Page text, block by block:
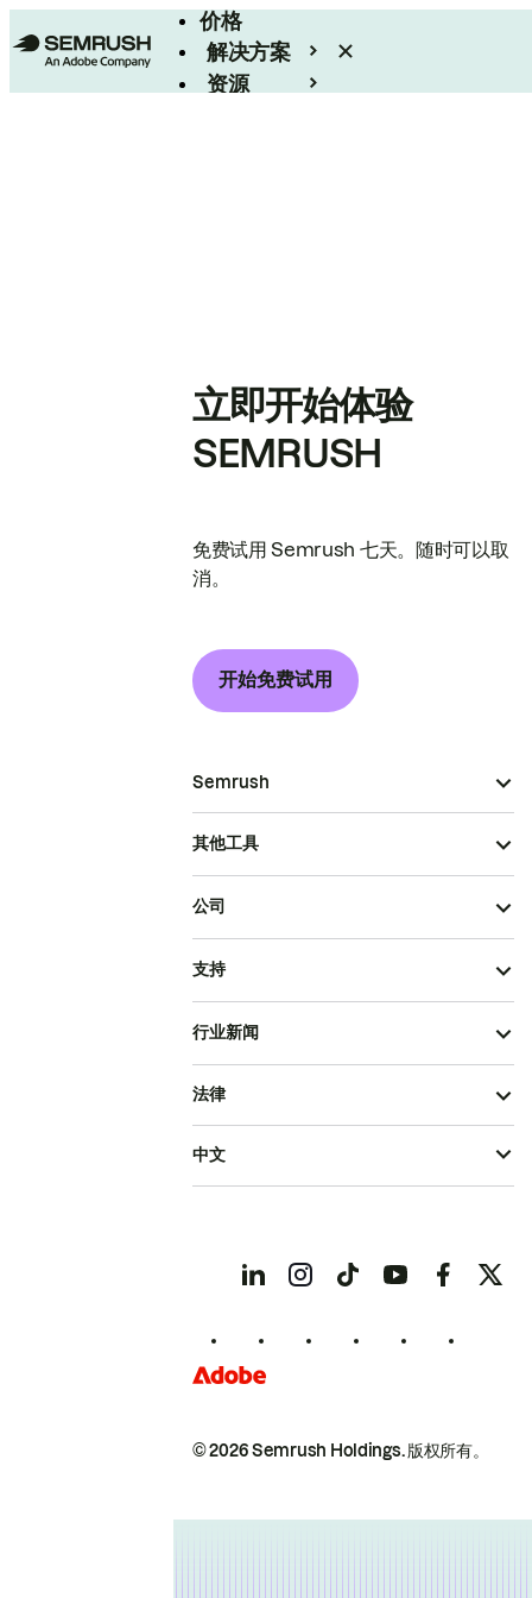
价格
解决方案
资源
立即开始体验
SEMRUSH
免费试用 Semrush 七天。随时可以取
消。
开始免费试用
Semrush
其他工具
公司
支持
行业新闻
© 2026 Semrush Holdings.版权所有。
法律
中文